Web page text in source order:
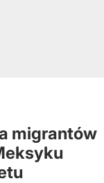
migrantów